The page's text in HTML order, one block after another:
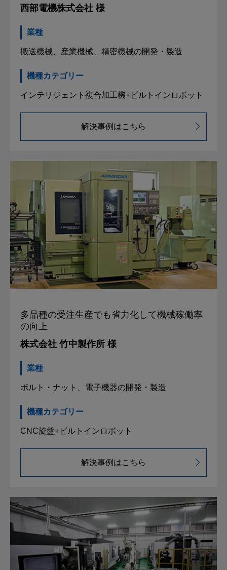
西部電機株式会社 様
業種
搬送機械、産業機械、精密機械の開発・製造
機種カテゴリー
インテリジェント複合加工機+ビルトインロボット
解決事例はこちら
多品種の受注生産でも省力化して機械稼働率
の向上
株式会社 竹中製作所 様
業種
ボルト・ナット、電子機器の開発・製造
機種カテゴリー
CNC旋盤+ビルトインロボット
解決事例はこちら